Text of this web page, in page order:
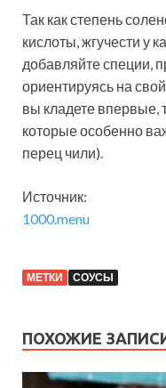
Так как степень
кислоты, жгучести у
добавляйте специи,
ориентируясь на
вы кладете впервые,
которые особенно
перец чили).
Источник:
1000.menu
МЕТКИ СОУСЫ
ПОХОЖИЕ